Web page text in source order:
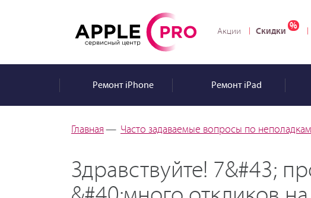
Акции Скидки
РемонтiPhone РемонтiPad
Главная — Часто задаваемые вопросы по
Здравствуйте! 7&#43;